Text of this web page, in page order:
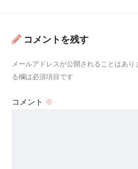
コメントを残す
メールアドレスが公開されることはあり
る欄は必須項目です
コメント ※